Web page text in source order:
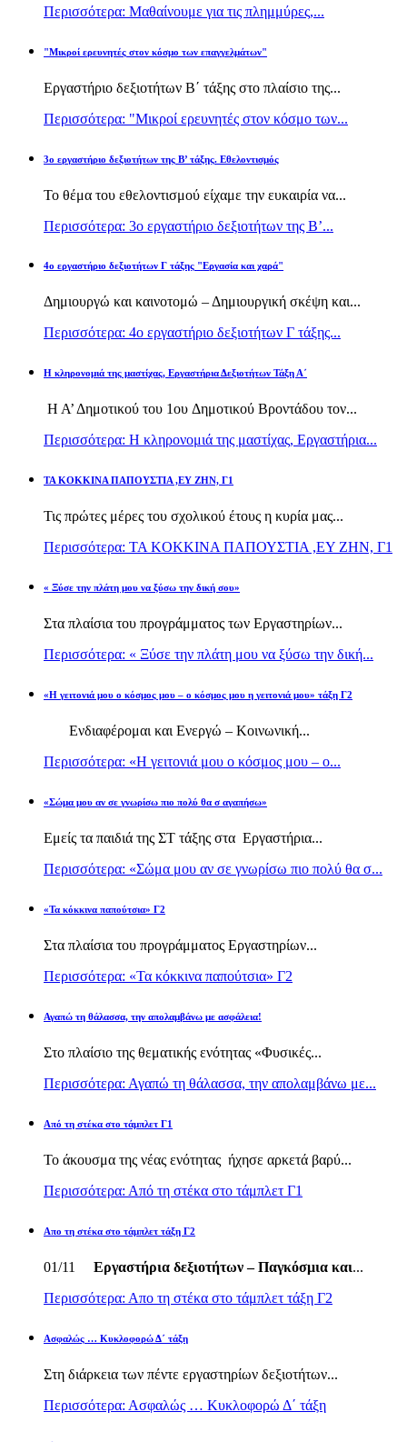
Περισσότερα: Μαθαίνουμε για τις πλημμύρες,...
"Μικροί ερευνητές στον κόσμο των επαγγελμάτων"
Εργαστήριο δεξιοτήτων Β΄ τάξης στο πλαίσιο της...
Περισσότερα: "Μικροί ερευνητές στον κόσμο των...
3ο εργαστήριο δεξιοτήτων της Β’ τάξης. Εθελοντισμός
Το θέμα του εθελοντισμού είχαμε την ευκαιρία να...
Περισσότερα: 3ο εργαστήριο δεξιοτήτων της Β’...
4ο εργαστήριο δεξιοτήτων Γ τάξης "Εργασία και χαρά"
Δημιουργώ και καινοτομώ – Δημιουργική σκέψη και...
Περισσότερα: 4ο εργαστήριο δεξιοτήτων Γ τάξης...
H κληρονομιά της μαστίχας, Εργαστήρια Δεξιοτήτων Τάξη Α΄
Η Α’ Δημοτικού του 1ου Δημοτικού Βροντάδου τον...
Περισσότερα: H κληρονομιά της μαστίχας, Εργαστήρια...
TA KOKKINA ΠΑΠΟΥΣΤΙΑ ,ΕΥ ΖΗΝ, Γ1
Τις πρώτες μέρες του σχολικού έτους η κυρία μας...
Περισσότερα: TA KOKKINA ΠΑΠΟΥΣΤΙΑ ,ΕΥ ΖΗΝ, Γ1
« Ξύσε την πλάτη μου να ξύσω την δική σου»
Στα πλαίσια του προγράμματος των Εργαστηρίων...
Περισσότερα: « Ξύσε την πλάτη μου να ξύσω την δική...
«Η γειτονιά μου ο κόσμος μου – ο κόσμος μου η γειτονιά μου» τάξη Γ2
Ενδιαφέρομαι και Ενεργώ – Κοινωνική...
Περισσότερα: «Η γειτονιά μου ο κόσμος μου – ο...
«Σώμα μου αν σε γνωρίσω πιο πολύ θα σ αγαπήσω»
Εμείς τα παιδιά της ΣΤ τάξης στα Εργαστήρια...
Περισσότερα: «Σώμα μου αν σε γνωρίσω πιο πολύ θα σ...
«Τα κόκκινα παπούτσια» Γ2
Στα πλαίσια του προγράμματος Εργαστηρίων...
Περισσότερα: «Τα κόκκινα παπούτσια» Γ2
Αγαπώ τη θάλασσα, την απολαμβάνω με ασφάλεια!
Στο πλαίσιο της θεματικής ενότητας «Φυσικές...
Περισσότερα: Αγαπώ τη θάλασσα, την απολαμβάνω με...
Από τη στέκα στο τάμπλετ Γ1
Το άκουσμα της νέας ενότητας ήχησε αρκετά βαρύ...
Περισσότερα: Από τη στέκα στο τάμπλετ Γ1
Απο τη στέκα στο τάμπλετ τάξη Γ2
01/11 Εργαστήρια δεξιοτήτων – Παγκόσμια και...
Περισσότερα: Απο τη στέκα στο τάμπλετ τάξη Γ2
Ασφαλώς … Κυκλοφορώ Δ΄ τάξη
Στη διάρκεια των πέντε εργαστηρίων δεξιοτήτων...
Περισσότερα: Ασφαλώς … Κυκλοφορώ Δ΄ τάξη